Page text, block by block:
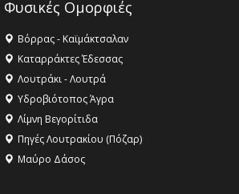
Φυσικές Ομορφιές
Βόρρας - Καϊμάκτσαλαν
Καταρράκτες Έδεσσας
Λουτράκι - Λουτρά
Υδροβιότοπος Άγρα
Λίμνη Βεγορίτιδα
Πηγές Λουτρακίου (Πόζαρ)
Μαύρο Δάσος